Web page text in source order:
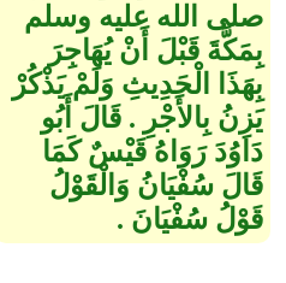
صلى الله عليه وسلم
بِمَكَّةَ قَبْلَ أَنْ يُهَاجِرَ
بِهَذَا الْحَدِيثِ وَلَمْ يَذْكُرْ
يَزِنُ بِالأَجْرِ ‏.‏ قَالَ أَبُو
دَاوُدَ رَوَاهُ قَيْسٌ كَمَا
قَالَ سُفْيَانُ وَالْقَوْلُ
قَوْلُ سُفْيَانَ ‏.‏